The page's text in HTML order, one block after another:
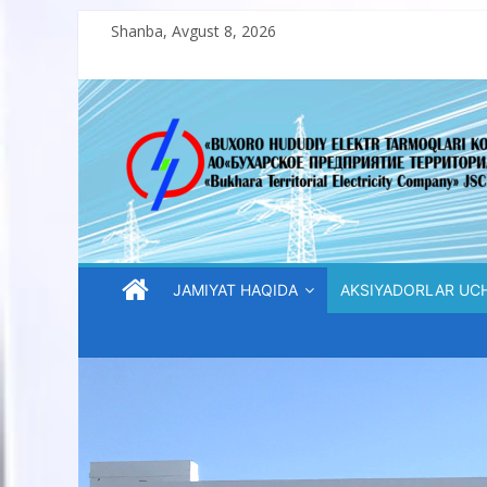
content
Shanba, Avgust 8, 2026
“Buxoro
hududiy
elektr
tarmoqlari
korxonasi”
“Buxoro
JAMIYAT HAQIDA AKSIYADORLAR